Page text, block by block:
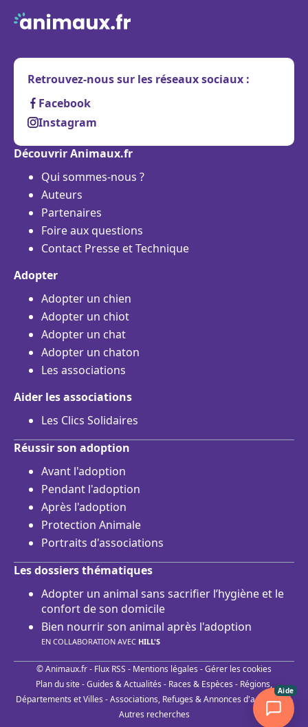
Retrouvez-nous sur les réseaux sociaux :
Facebook
Instagram
Découvrir Animaux.fr
Qui sommes-nous ?
Auteurs
Partenaires
Foire aux questions
Contact Presse et Technique
Adopter
Adopter un chien
Adopter un chiot
Adopter un chat
Adopter un chaton
Les associations
Aider les associations
Les Clics Solidaires
Réussir son adoption
Avant l'adoption
Pendant l'adoption
Après l'adoption
Protection Animale
Portraits d'associations
Les dossiers thématiques
Adopter un animal sans sacrifier l’hygiène et le
confort de son domicile
Bien nourrir son animal après l'adoption
EN COLLABORATION AVEC HILL'S
© Animaux.fr - Flux RSS - Mentions légales -Gérer les cookies
Plan du site-Guides & Actualités - Races & Espèces - Régions,
Départements et Villes -Associations, Refuges & Annonces d'adoptions-
Autres recherches
Aide